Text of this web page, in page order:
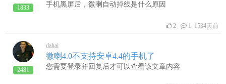
1833 手机黑屏后，微喇自动掉线是什么原因
2 1 1534天前
2481
dahai
微喇4.0不支持安卓4.4的手机了
您需要登录并回复后才可以查看该文章内容